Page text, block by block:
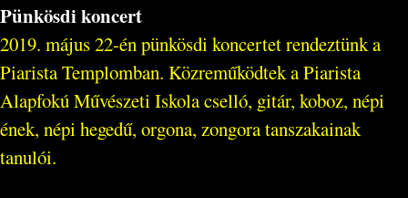
Pünkösdi koncert
2019. május 22-én pünkösdi koncertet rendeztünk a
Piarista Templomban. Közreműködtek a Piarista
Alapfokú Művészeti Iskola cselló, gitár, koboz, népi
ének, népi hegedű, orgona, zongora tanszakainak
tanulói.